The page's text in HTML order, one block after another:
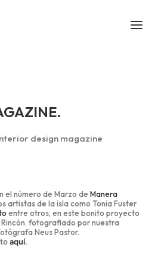
design magazine
el número de Marzo de Manera
artistas de la isla como Tonia Fuster
entre otros, en este bonito proyecto
fotografiado por nuestra
Neus Pastor.
aquí.